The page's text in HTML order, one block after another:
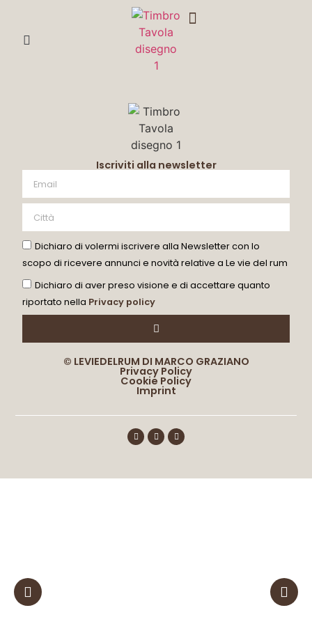
Iscriviti alla newsletter
Dichiaro di volermi iscrivere alla Newsletter con lo
scopo di ricevere annunci e novità relative a Le vie del rum
Dichiaro di aver preso visione e di accettare quanto
riportato nella Privacy policy
© LEVIEDELRUM DI MARCO GRAZIANO
Privacy Policy
Cookie Policy
Imprint